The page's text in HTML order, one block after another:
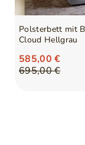
Polsterbett mit
Cloud Hellgrau
695,00 €
585,00 €